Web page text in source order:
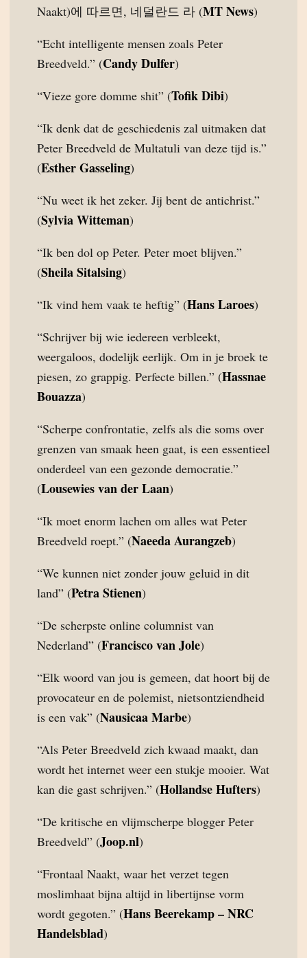
Naakt)에 따르면, 네덜란드 라 (MT News)
“Echt intelligente mensen zoals Peter
Breedveld.” (Candy Dulfer)
“Vieze gore domme shit” (Tofik Dibi)
“Ik denk dat de geschiedenis zal uitmaken dat
Peter Breedveld de Multatuli van deze tijd is.”
(Esther Gasseling)
“Nu weet ik het zeker. Jij bent de antichrist.”
(Sylvia Witteman)
“Ik ben dol op Peter. Peter moet blijven.”
(Sheila Sitalsing)
“Ik vind hem vaak te heftig” (Hans Laroes)
“Schrijver bij wie iedereen verbleekt,
weergaloos, dodelijk eerlijk. Om in je broek te
piesen, zo grappig. Perfecte billen.” (Hassnae
Bouazza)
“Scherpe confrontatie, zelfs als die soms over
grenzen van smaak heen gaat, is een essentieel
onderdeel van een gezonde democratie.”
(Lousewies van der Laan)
“Ik moet enorm lachen om alles wat Peter
Breedveld roept.” (Naeeda Aurangzeb)
“We kunnen niet zonder jouw geluid in dit
land” (Petra Stienen)
“De scherpste online columnist van
Nederland” (Francisco van Jole)
“Elk woord van jou is gemeen, dat hoort bij de
provocateur en de polemist, nietsontziendheid
is een vak” (Nausicaa Marbe)
“Als Peter Breedveld zich kwaad maakt, dan
wordt het internet weer een stukje mooier. Wat
kan die gast schrijven.” (Hollandse Hufters)
“De kritische en vlijmscherpe blogger Peter
Breedveld” (Joop.nl)
“Frontaal Naakt, waar het verzet tegen
moslimhaat bijna altijd in libertijnse vorm
wordt gegoten.” (Hans Beerekamp – NRC
Handelsblad)